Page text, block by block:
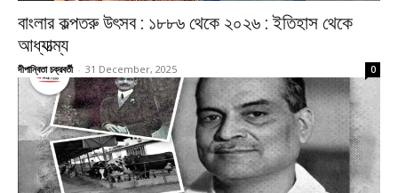
বাংলার কল্পতরু উৎসব : ১৮৮৬ থেকে ২০২৬ : ইতিহাস থেকে
আধ্যাত্ম্য
দীপান্বিতা চক্রবর্তী - 31 December, 2025 0